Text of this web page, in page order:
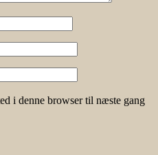
i denne browser til næste gang